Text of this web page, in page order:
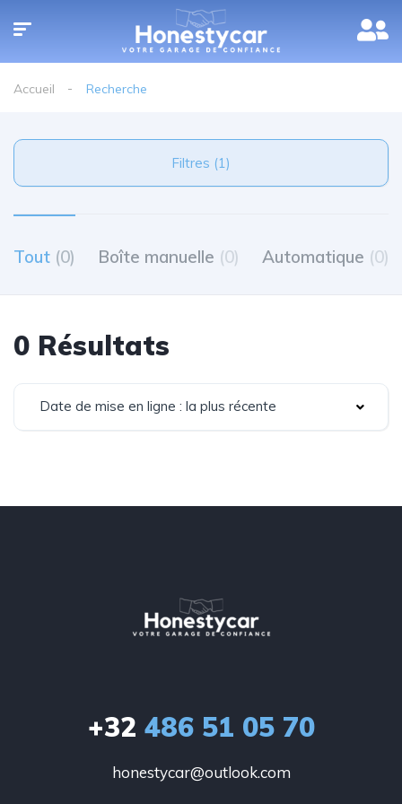
Accueil Recherche
Filtres (1)
Tout (0) Boîte manuelle (0) Automatique (0)
0 Résultats
Date de mise en ligne : la plus récente
+32 486 51 05 70
honestycar@outlook.com